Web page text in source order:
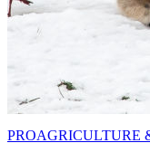
PROAGRICULTURE